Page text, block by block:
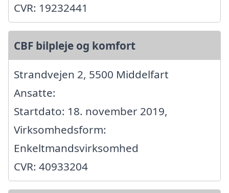
CVR: 19232441
CBF bilpleje og komfort
Strandvejen 2, 5500 Middelfart
Ansatte:
Startdato: 18. november 2019,
Virksomhedsform:
Enkeltmandsvirksomhed
CVR: 40933204